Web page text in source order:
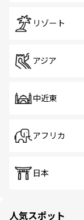
リゾート
アジア
中近東
アフリカ
日本
人気スポット